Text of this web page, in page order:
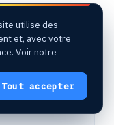
CFD :
service, que le
et
objectifs.
utilise des
et, avec votre
Voir notre
Tout accepter